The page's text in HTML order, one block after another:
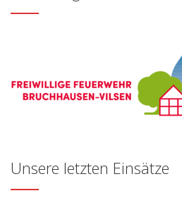
Unsere letzten Einsätze